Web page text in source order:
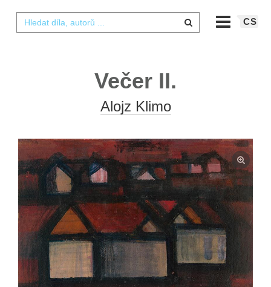
CS
Večer II.
Alojz Klimo